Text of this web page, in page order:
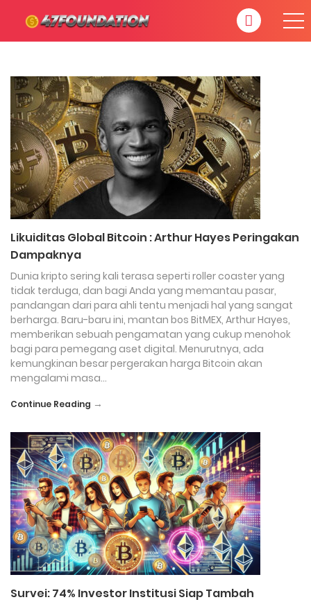
Likuiditas Global Bitcoin : Arthur Hayes Peringakan
Dampaknya
Dunia kripto sering kali terasa seperti roller coaster yang
tidak terduga, dan bagi Anda yang memantau pasar,
pandangan dari para ahli tentu menjadi hal yang sangat
berharga. Baru-baru ini, mantan bos BitMEX, Arthur Hayes,
memberikan sebuah pengamatan yang cukup menohok
bagi para pemegang aset digital. Menurutnya, ada
kemungkinan besar pergerakan harga Bitcoin akan
mengalami masa…
Continue Reading →
Survei: 74% Investor Institusi Siap Tambah